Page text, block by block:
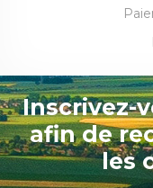
Inscrivez-
afin de
les